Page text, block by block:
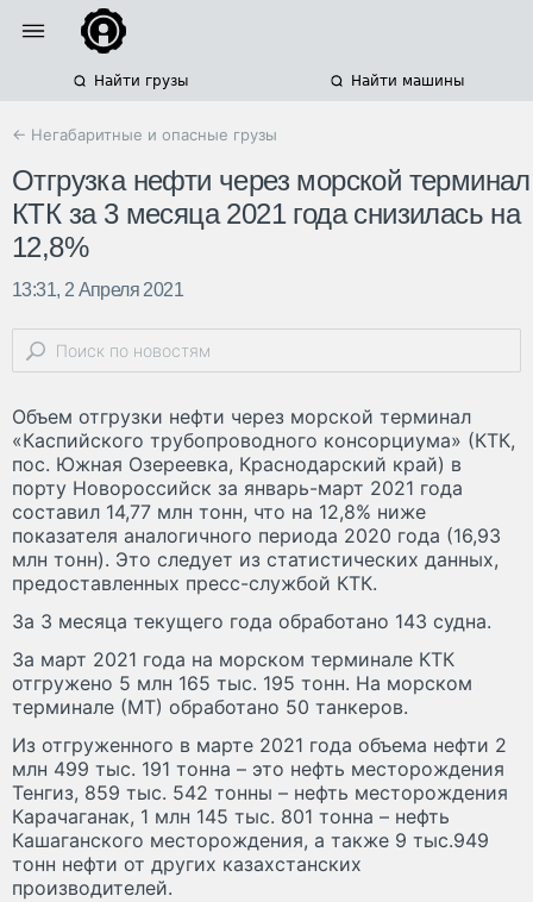
Найти грузы Найти машины
← Негабаритные и опасные грузы
Отгрузка нефти через морской терминал
КТК за 3 месяца 2021 года снизилась на
12,8%
13:31, 2 Апреля 2021
Объем отгрузки нефти через морской терминал
«Каспийского трубопроводного консорциума» (КТК,
пос. Южная Озереевка, Краснодарский край) в
порту Новороссийск за январь-март 2021 года
составил 14,77 млн тонн, что на 12,8% ниже
показателя аналогичного периода 2020 года (16,93
млн тонн). Это следует из статистических данных,
предоставленных пресс-службой КТК.
За 3 месяца текущего года обработано 143 судна.
За март 2021 года на морском терминале КТК
отгружено 5 млн 165 тыс. 195 тонн. На морском
терминале (МТ) обработано 50 танкеров.
Из отгруженного в марте 2021 года объема нефти 2
млн 499 тыс. 191 тонна – это нефть месторождения
Тенгиз, 859 тыс. 542 тонны – нефть месторождения
Карачаганак, 1 млн 145 тыс. 801 тонна – нефть
Кашаганского месторождения, а также 9 тыс.949
тонн нефти от других казахстанских
производителей.